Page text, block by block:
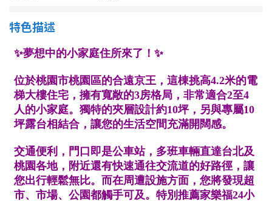
台東縣
花蓮縣
金門連江
樓層
不拘
地下室
1樓 2樓
3樓 4樓
5~10樓 11~20樓
特色描述